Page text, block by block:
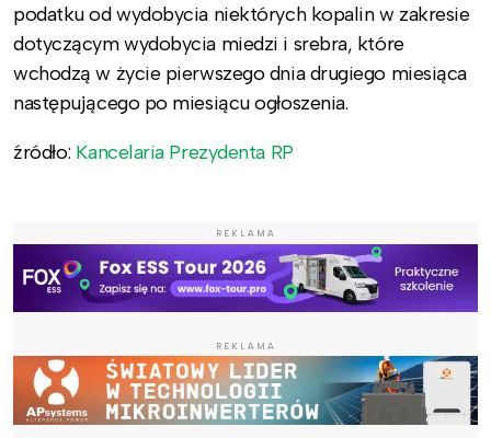
podatku od wydobycia niektórych kopalin w zakresie
dotyczącym wydobycia miedzi i srebra, które
wchodzą w życie pierwszego dnia drugiego miesiąca
następującego po miesiącu ogłoszenia.
źródło: Kancelaria Prezydenta RP
REKLAMA
REKLAMA